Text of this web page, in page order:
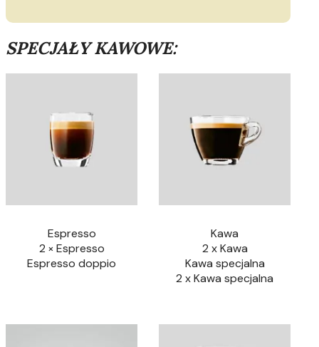
SPECJAŁY KAWOWE:
Espresso
2 × Espresso
Espresso doppio
Kawa
2 x Kawa
Kawa specjalna
2 x Kawa specjalna